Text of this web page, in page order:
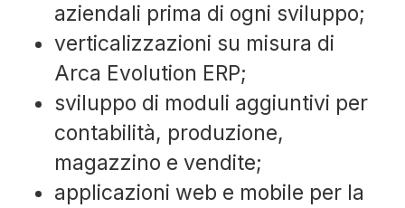
aziendali prima di ogni sviluppo;
verticalizzazioni su misura di
Arca Evolution ERP;
sviluppo di moduli aggiuntivi per
contabilità, produzione,
magazzino e vendite;
applicazioni web e mobile per la